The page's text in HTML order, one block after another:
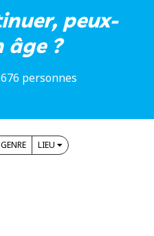
peux-
âge ?
personnes
GENRE LIEU